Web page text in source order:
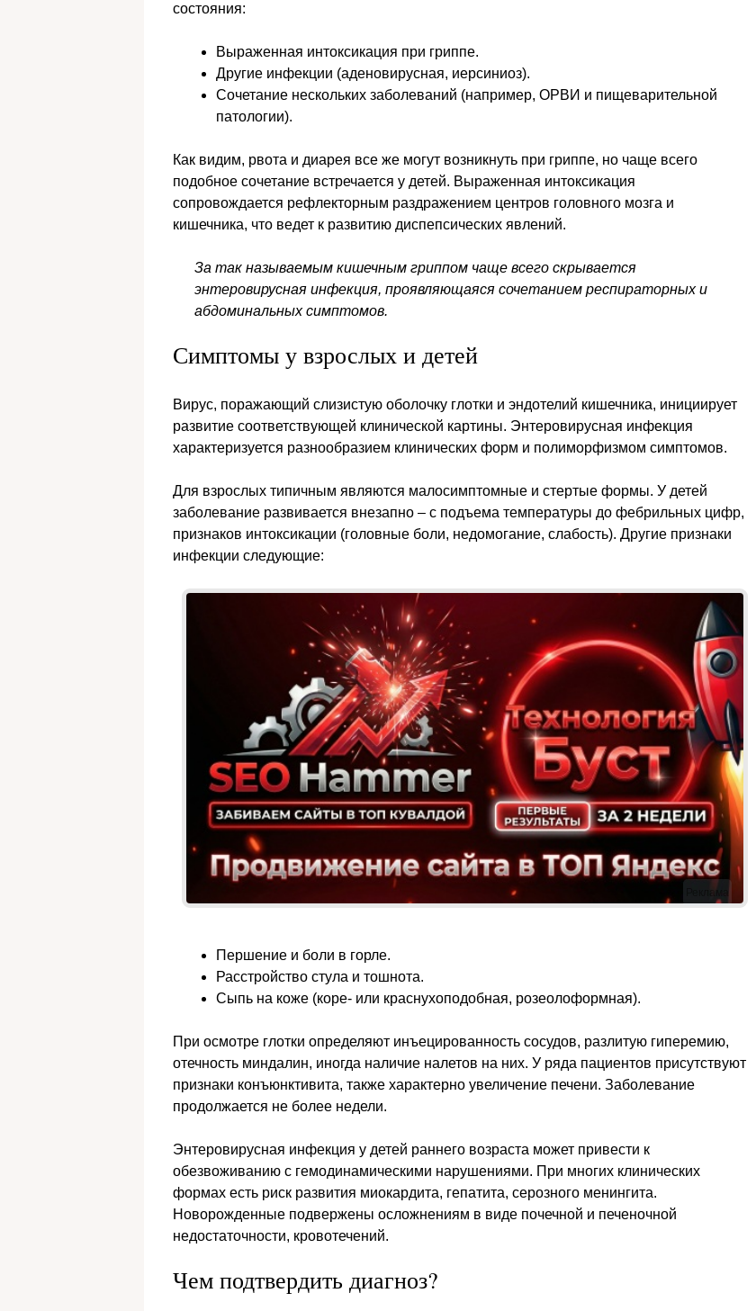
состояния:
Выраженная интоксикация при гриппе.
Другие инфекции (аденовирусная, иерсиниоз).
Сочетание нескольких заболеваний (например, ОРВИ и пищеварительной
патологии).
Как видим, рвота и диарея все же могут возникнуть при гриппе, но чаще всего
подобное сочетание встречается у детей. Выраженная интоксикация
сопровождается рефлекторным раздражением центров головного мозга и
кишечника, что ведет к развитию диспепсических явлений.
За так называемым кишечным гриппом чаще всего скрывается
энтеровирусная инфекция, проявляющаяся сочетанием респираторных и
абдоминальных симптомов.
Симптомы у взрослых и детей
Вирус, поражающий слизистую оболочку глотки и эндотелий кишечника, инициирует
развитие соответствующей клинической картины. Энтеровирусная инфекция
характеризуется разнообразием клинических форм и полиморфизмом симптомов.
Для взрослых типичным являются малосимптомные и стертые формы. У детей
заболевание развивается внезапно – с подъема температуры до фебрильных цифр,
признаков интоксикации (головные боли, недомогание, слабость). Другие признаки
инфекции следующие:
Реклама
Першение и боли в горле.
Расстройство стула и тошнота.
Сыпь на коже (коре- или краснухоподобная, розеолоформная).
При осмотре глотки определяют инъецированность сосудов, разлитую гиперемию,
отечность миндалин, иногда наличие налетов на них. У ряда пациентов присутствуют
признаки конъюнктивита, также характерно увеличение печени. Заболевание
продолжается не более недели.
Энтеровирусная инфекция у детей раннего возраста может привести к
обезвоживанию с гемодинамическими нарушениями. При многих клинических
формах есть риск развития миокардита, гепатита, серозного менингита.
Новорожденные подвержены осложнениям в виде почечной и печеночной
недостаточности, кровотечений.
Чем подтвердить диагноз?